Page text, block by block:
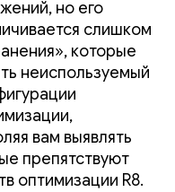
но его
слишком
которые
неиспользуемый
вам выявлять
препятствуют
оптимизации R8.